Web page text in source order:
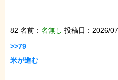
82 名前： 名無し 投稿日：2026/
>>79
米が進む